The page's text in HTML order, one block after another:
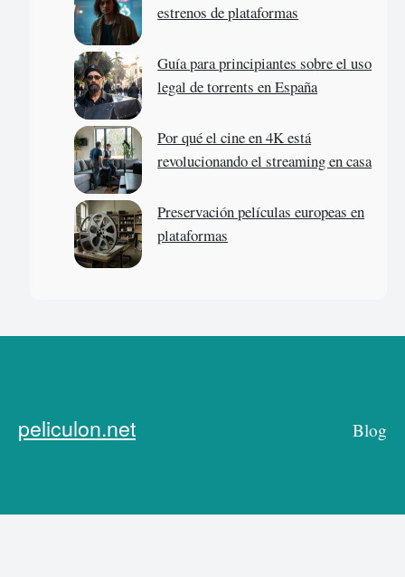
estrenos de plataformas
Guía para principiantes sobre el uso
legal de torrents en España
Por qué el cine en 4K está
revolucionando el streaming en casa
Preservación películas europeas en
plataformas
peliculon.net Blog